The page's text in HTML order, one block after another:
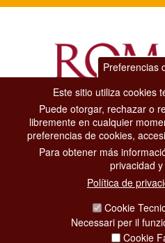
Dipartimento Grandi
Via di San Basilio, 51
00187 Roma
CONTACT
CONTATTA LA
Preferencias
Este sitio utiliza cookies
Puede otorgar, rechazar o
libremente en cualquier
preferencias de cookies,
Para obtener más
privacidad
Política de
Cookie
Necessari per il
Cookie